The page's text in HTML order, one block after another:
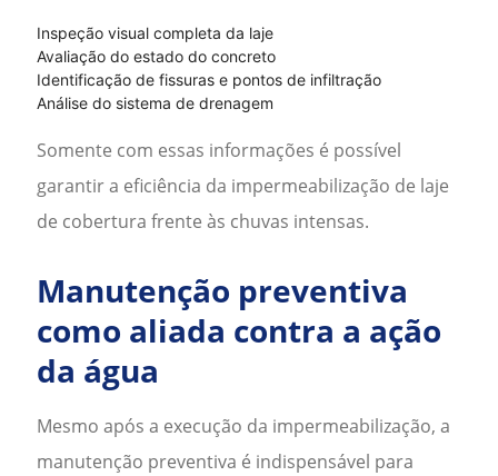
Inspeção visual completa da laje
Avaliação do estado do concreto
Identificação de fissuras e pontos de infiltração
Análise do sistema de drenagem
Somente com essas informações é possível
garantir a eficiência da impermeabilização de laje
de cobertura frente às chuvas intensas.
Manutenção preventiva
como aliada contra a ação
da água
Mesmo após a execução da impermeabilização, a
manutenção preventiva é indispensável para